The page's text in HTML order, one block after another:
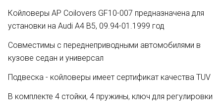
Койловеры AP Coilovers GF10-007 предназначена для
установки на Audi A4 B5, 09.94-01.1999 год
Совместимы с переднеприводными автомобилями в
кузове седан и универсал
Подвеска - койловеры имеет сертификат качества TUV
В комплекте 4 стойки, 4 пружины, ключ для регулировки